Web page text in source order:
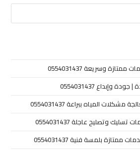
وسريعة 0554031437
0554031437
المياه ببراعة 0554031437
وتصليح عاجلة 0554031437
بلمسة فنية 0554031437